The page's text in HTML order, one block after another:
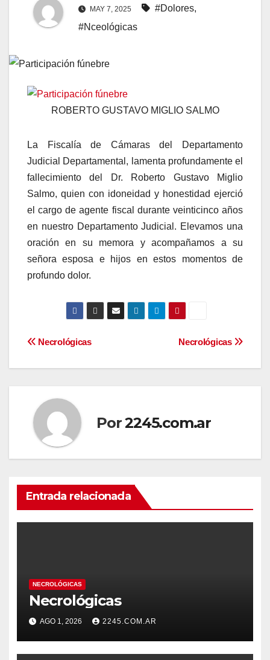
MAY 7, 2025 #Dolores,
#Nceológicas
ROBERTO GUSTAVO MIGLIO SALMO
La Fiscalía de Cámaras del Departamento
Judicial Departamental, lamenta profundamente el
fallecimiento del Dr. Roberto Gustavo Miglio
Salmo, quien con idoneidad y honestidad ejerció
el cargo de agente fiscal durante veinticinco años
en nuestro Departamento Judicial. Elevamos una
oración en su memora y acompañamos a su
señora esposa e hijos en estos momentos de
profundo dolor.
Navegación
de
entradas
Necrológicas
Necrológicas
Por2245.com.ar
Entrada relacionada
NECROLÓGICAS
Necrológicas
AGO 1, 2026 2245.COM.AR